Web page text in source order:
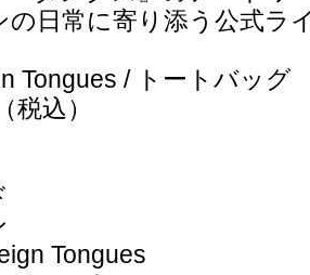
の日常に寄り添う公式ラ
Tongues / トートバッグ
税込）
Tongues